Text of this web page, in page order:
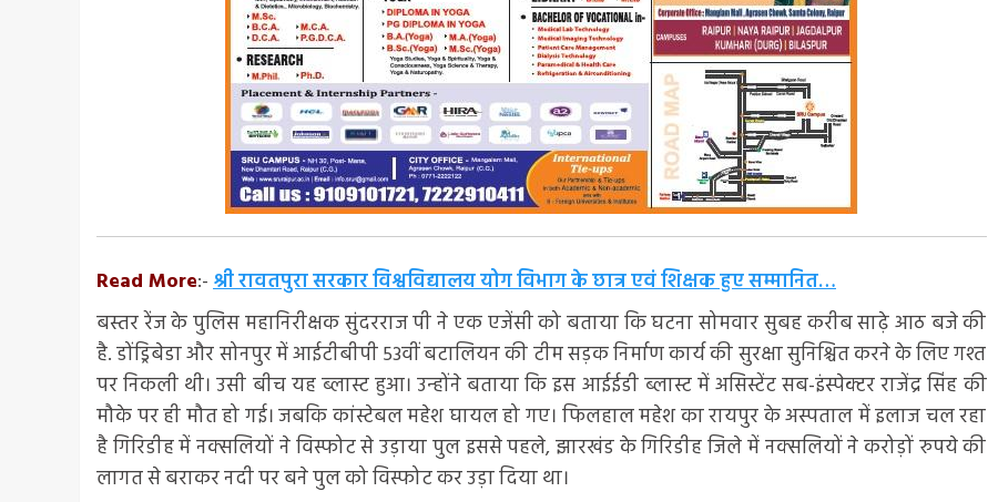
Read More:-श्री रावतपुरा सरकार विश्वविद्यालय योग विभाग के छात्र एवं शिक्षक हुए सम्मानित…
बस्तर रेंज के पुलिस महानिरीक्षक सुंदरराज पी ने एक एजेंसी को बताया कि घटना सोमवार सुबह करीब साढ़े आठ बजे की
है. डोंड्रिबेडा और सोनपुर में आईटीबीपी 53वीं बटालियन की टीम सड़क निर्माण कार्य की सुरक्षा सुनिश्चित करने के लिए गश्त
पर निकली थी। उसी बीच यह ब्लास्ट हुआ। उन्होंने बताया कि इस आईईडी ब्लास्ट में असिस्टेंट सब-इंस्पेक्टर राजेंद्र सिंह की
मौके पर ही मौत हो गई। जबकि कांस्टेबल महेश घायल हो गए। फिलहाल महेश का रायपुर के अस्पताल में इलाज चल रहा
है गिरिडीह में नक्सलियों ने विस्फोट से उड़ाया पुल इससे पहले, झारखंड के गिरिडीह जिले में नक्सलियों ने करोड़ों रुपये की
लागत से बराकर नदी पर बने पुल को विस्फोट कर उड़ा दिया था।